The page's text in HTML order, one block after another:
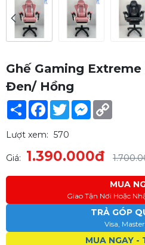
Ghế Gaming Extreme
Đen/ Hồng
Share Facebook
TwitterMessenger
Lượt xem: 570
Giá: 1.390.000đ
MUA
Giao Tận Nơi Hoặc
TRẢ GÓP
Visa,
MUA NGAY -